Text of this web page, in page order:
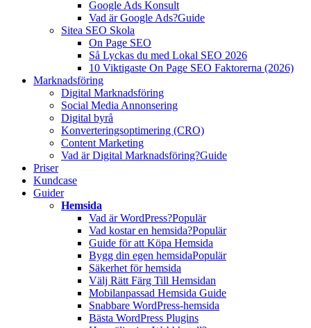
Google Ads Konsult
Vad är Google Ads?Guide
Sitea SEO Skola
On Page SEO
Så Lyckas du med Lokal SEO 2026
10 Viktigaste On Page SEO Faktorerna (2026)
Marknadsföring
Digital Marknadsföring
Social Media Annonsering
Digital byrå
Konverteringsoptimering (CRO)
Content Marketing
Vad är Digital Marknadsföring?Guide
Priser
Kundcase
Guider
Hemsida
Vad är WordPress?Populär
Vad kostar en hemsida?Populär
Guide för att Köpa Hemsida
Bygg din egen hemsidaPopulär
Säkerhet för hemsida
Välj Rätt Färg Till Hemsidan
Mobilanpassad Hemsida Guide
Snabbare WordPress-hemsida
Bästa WordPress Plugins